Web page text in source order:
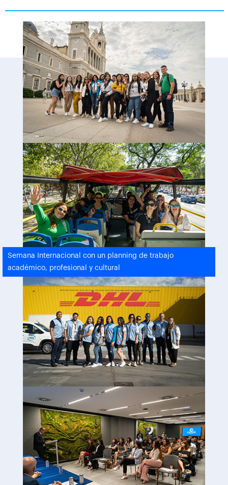
Semana Internacional con un planning de trabajo
académico, profesional y cultural